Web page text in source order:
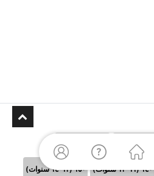
١١٠ (٥-٦سنوات)
١٤٠ (١١-١٢ سنوات) ١٥٠ (١٣-١٤ سنوات)